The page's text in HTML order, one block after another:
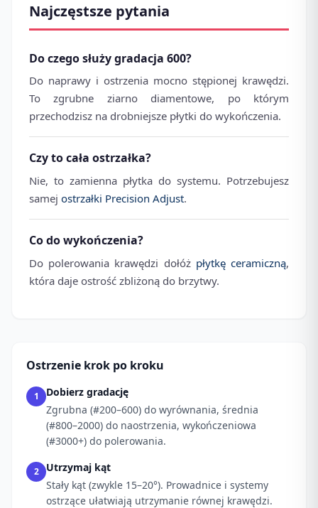
Najczęstsze pytania
Do czego służy gradacja 600?
Do naprawy i ostrzenia mocno stępionej krawędzi.
To zgrubne ziarno diamentowe, po którym
przechodzisz na drobniejsze płytki do wykończenia.
Czy to cała ostrzałka?
Nie, to zamienna płytka do systemu. Potrzebujesz
samej ostrzałki Precision Adjust.
Co do wykończenia?
Do polerowania krawędzi dołóż płytkę ceramiczną,
która daje ostrość zbliżoną do brzytwy.
Ostrzenie krok po kroku
1
Dobierz gradację
Zgrubna (#200–600) do wyrównania, średnia
(#800–2000) do naostrzenia, wykończeniowa
(#3000+) do polerowania.
2
Utrzymaj kąt
Stały kąt (zwykle 15–20°). Prowadnice i systemy
ostrzące ułatwiają utrzymanie równej krawędzi.